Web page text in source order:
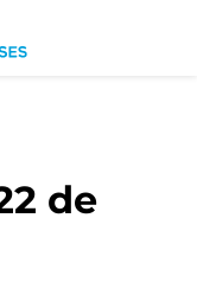
de